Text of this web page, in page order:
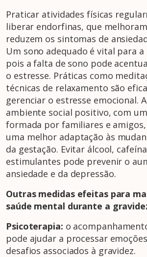
Praticar atividades físicas
liberar endorfinas, que
reduzem os sintomas de
Um sono adequado é vital para
pois a falta de sono pode
o estresse. Práticas como
técnicas de relaxamento são
gerenciar o estresse emocional.
ambiente social positivo, com
formada por familiares e
uma melhor adaptação às
da gestação. Evitar álcool,
estimulantes pode prevenir o
ansiedade e da depressão.
Outras medidas efeitas para
saúde mental durante a
Psicoterapia: o
pode ajudar a processar
desafios associados à gravidez.